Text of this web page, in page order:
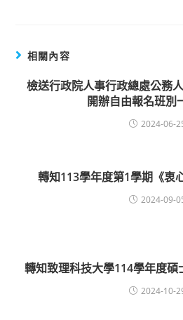
相關內容
檢送行政院人事行政總處公務
開辦自由報名班別
2024-06-
轉知113學年度第1學期《衷
2024-09-
轉知致理科技大學114學年度碩
2024-10-